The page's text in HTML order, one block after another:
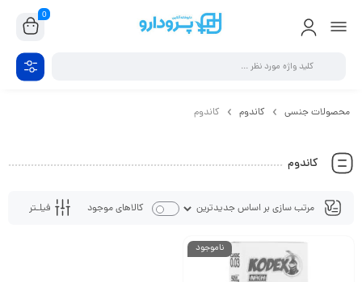
0
محصولات جنسی کاندوم کاندوم
کاندوم
فیلـتر کالاهای موجود
ناموجود